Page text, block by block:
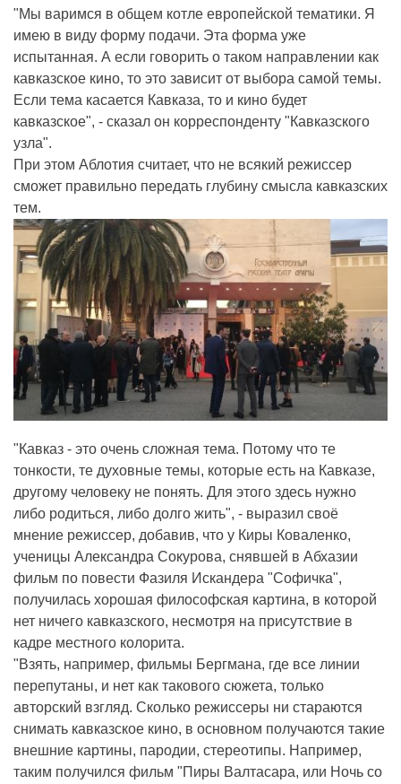
"Мы варимся в общем котле европейской тематики. Я
имею в виду форму подачи. Эта форма уже
испытанная. А если говорить о таком направлении как
кавказское кино, то это зависит от выбора самой темы.
Если тема касается Кавказа, то и кино будет
кавказское", - сказал он корреспонденту "Кавказского
узла".
При этом Аблотия считает, что не всякий режиссер
сможет правильно передать глубину смысла кавказских
тем.
"Кавказ - это очень сложная тема. Потому что те
тонкости, те духовные темы, которые есть на Кавказе,
другому человеку не понять. Для этого здесь нужно
либо родиться, либо долго жить", - выразил своё
мнение режиссер, добавив, что у Киры Коваленко,
ученицы Александра Сокурова, снявшей в Абхазии
фильм по повести Фазиля Искандера "Софичка",
получилась хорошая философская картина, в которой
нет ничего кавказского, несмотря на присутствие в
кадре местного колорита.
"Взять, например, фильмы Бергмана, где все линии
перепутаны, и нет как такового сюжета, только
авторский взгляд. Сколько режиссеры ни стараются
снимать кавказское кино, в основном получаются такие
внешние картины, пародии, стереотипы. Например,
таким получился фильм "Пиры Валтасара, или Ночь со